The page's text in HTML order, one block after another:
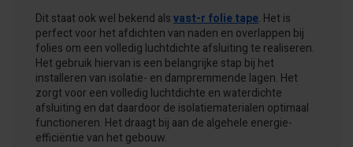
Dit staat ook wel bekend alsvast-r folie tape. Het is
perfect voor het afdichten van naden en overlappen bij
folies om een volledig luchtdichte afsluiting te realiseren.
Het gebruik hiervan is een belangrijke stap bij het
installeren van isolatie- en dampremmende lagen. Het
zorgt voor een volledig luchtdichte en waterdichte
afsluiting en dat daardoor de isolatiematerialen optimaal
functioneren. Het draagt bij aan de algehele energie-
efficiëntie van het gebouw.